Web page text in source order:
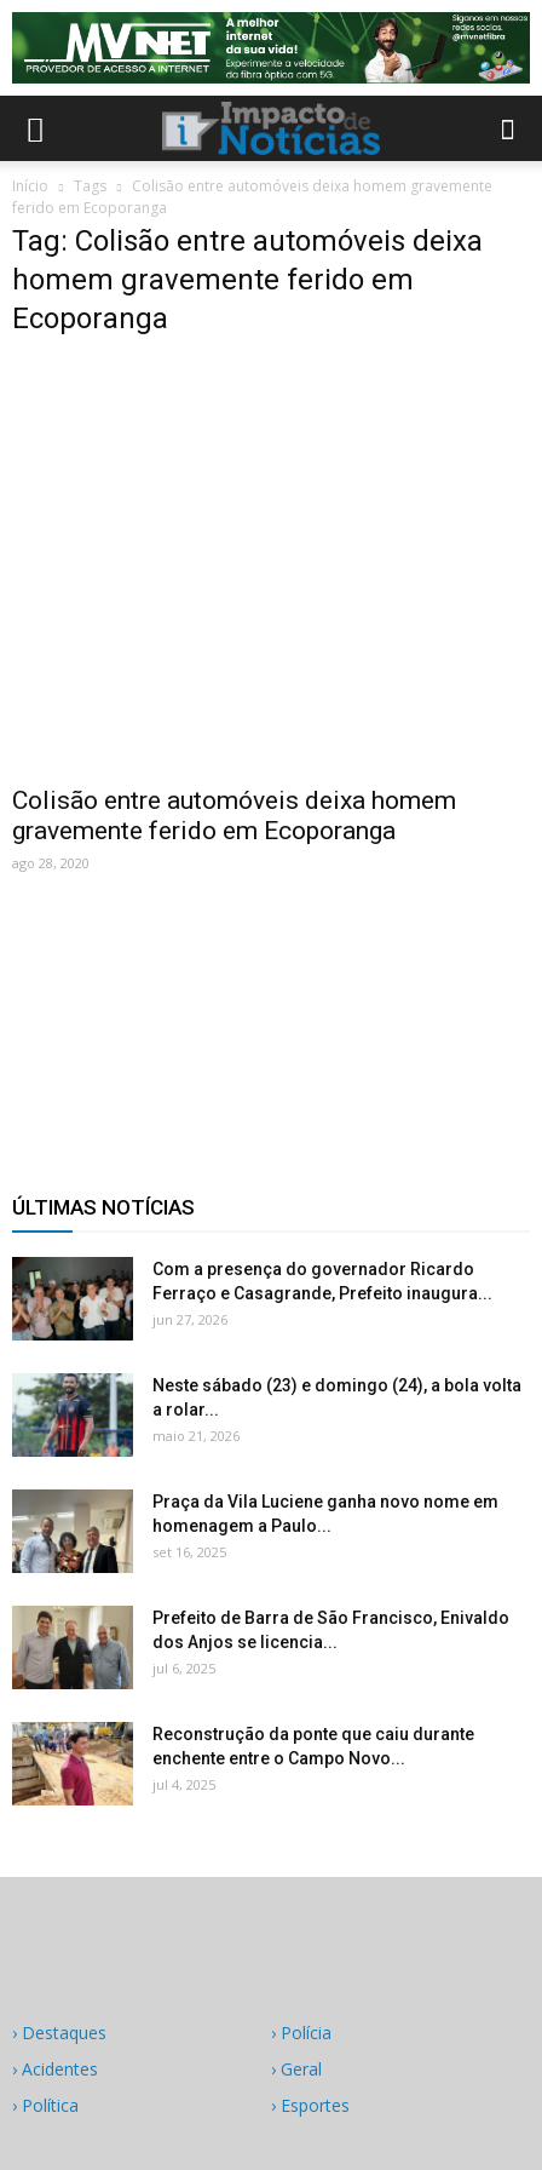
Início Tags
Colisão entre automóveis deixa homem gravemente
ferido em Ecoporanga
Tag: Colisão entre automóveis deixa
homem gravemente ferido em
Ecoporanga
Colisão entre automóveis deixa homem
gravemente ferido em Ecoporanga
ago 28, 2020
ÚLTIMAS NOTÍCIAS
Com a presença do governador Ricardo
Ferraço e Casagrande, Prefeito inaugura...
jun 27, 2026
Neste sábado (23) e domingo (24), a bola volta
a rolar...
maio 21, 2026
Praça da Vila Luciene ganha novo nome em
homenagem a Paulo...
set 16, 2025
Prefeito de Barra de São Francisco, Enivaldo
dos Anjos se licencia...
jul 6, 2025
Reconstrução da ponte que caiu durante
enchente entre o Campo Novo...
jul 4, 2025
› Destaques
› Acidentes
› Política
› Polícia
› Geral
› Esportes